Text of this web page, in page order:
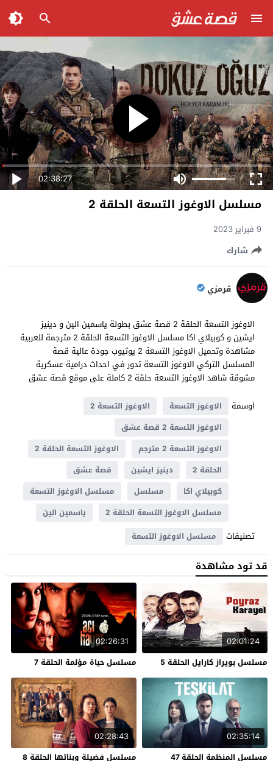
02:38:27
مسلسل الاوغوز التسعة الحلقة 2
9 فبراير 2023
شارك
قرمزي
الاوغوز التسعة الحلقة 2 قصة عشق بطولة ياسمين الين و دينيز
ايشين و كوبيلاي اكا مسلسل الاوغوز التسعة الحلقة 2 مترجمة للعربية
مشاهدة وتحميل الاوغوز التسعة 2 يوتيوب جودة عالية قصة
المسلسل التركي الاوغوز التسعة تدور في احداث درامية عسكرية ​​
مشوقة شاهد الاوغوز التسعة حلقة 2 كاملة على موقع قصة عشق
اوسمة
الاوغوز التسعة
الاوغوز التسعة 2
الاوغوز التسعة 2 قصة عشق
الاوغوز التسعة 2 مترجم
الاوغوز التسعة الحلقة 2
الحلقة 2
دينيز ايشين
قصة عشق
كوبيلاي اكا
مسلسل
مسلسل الاوغوز التسعة
مسلسل الاوغوز التسعة الحلقة 2
ياسمين الين
تصنيفات مسلسل الاوغوز التسعة
قد تود مشاهدة
02:01:24
مسلسل بويراز كارايل الحلقة 5
02:26:31
مسلسل حياة مؤلمة الحلقة 7
02:35:14
مسلسل المنظمة الحلقة 47
02:28:43
مسلسل فضيلة وبناتها الحلقة 8